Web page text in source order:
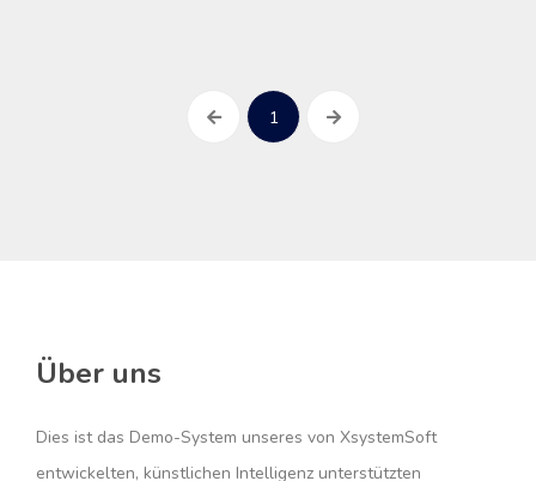
1
Über uns
Dies ist das Demo-System unseres von XsystemSoft
entwickelten, künstlichen Intelligenz unterstützten